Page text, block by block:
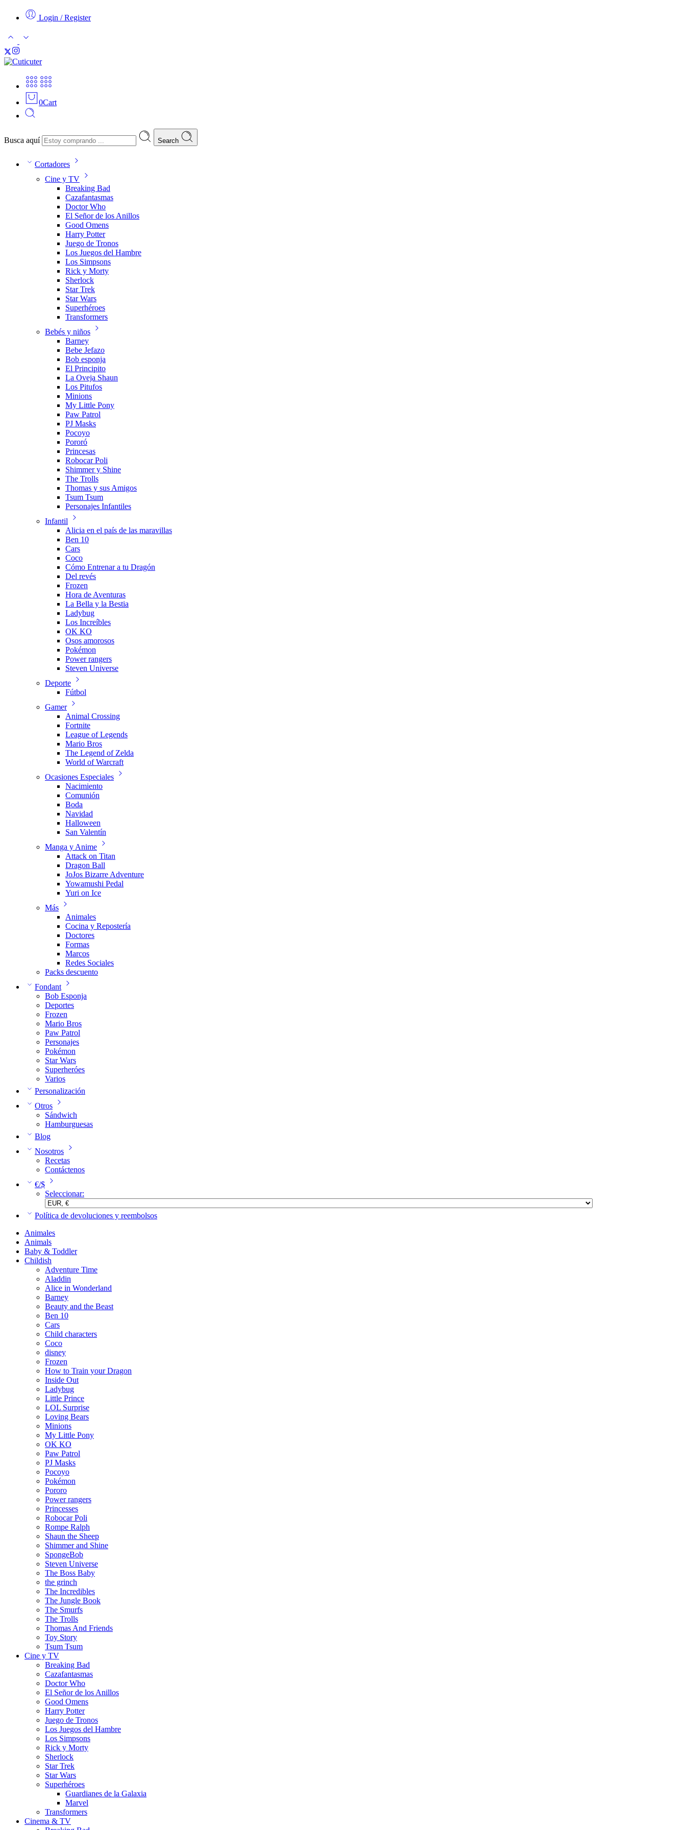
Login / Register
0Cart
Busca aquí Search
Cortadores
Cine y TV
Breaking Bad
Cazafantasmas
Doctor Who
El Señor de los Anillos
Good Omens
Harry Potter
Juego de Tronos
Los Juegos del Hambre
Los Simpsons
Rick y Morty
Sherlock
Star Trek
Star Wars
Superhéroes
Transformers
Bebés y niños
Barney
Bebe Jefazo
Bob esponja
El Principito
La Oveja Shaun
Los Pitufos
Minions
My Little Pony
Paw Patrol
PJ Masks
Pocoyo
Pororó
Princesas
Robocar Poli
Shimmer y Shine
The Trolls
Thomas y sus Amigos
Tsum Tsum
Personajes Infantiles
Infantil
Alicia en el país de las maravillas
Ben 10
Cars
Coco
Cómo Entrenar a tu Dragón
Del revés
Frozen
Hora de Aventuras
La Bella y la Bestia
Ladybug
Los Increíbles
OK KO
Osos amorosos
Pokémon
Power rangers
Steven Universe
Deporte
Fútbol
Gamer
Animal Crossing
Fortnite
League of Legends
Mario Bros
The Legend of Zelda
World of Warcraft
Ocasiones Especiales
Nacimiento
Comunión
Boda
Navidad
Halloween
San Valentín
Manga y Anime
Attack on Titan
Dragon Ball
JoJos Bizarre Adventure
Yowamushi Pedal
Yuri on Ice
Más
Animales
Cocina y Repostería
Doctores
Formas
Marcos
Redes Sociales
Packs descuento
Fondant
Bob Esponja
Deportes
Frozen
Mario Bros
Paw Patrol
Personajes
Pokémon
Star Wars
Superheróes
Varios
Personalización
Otros
Sándwich
Hamburguesas
Blog
Nosotros
Recetas
Contáctenos
€/$
Seleccionar:
Política de devoluciones y reembolsos
Animales
Animals
Baby & Toddler
Childish
Adventure Time
Aladdin
Alice in Wonderland
Barney
Beauty and the Beast
Ben 10
Cars
Child characters
Coco
disney
Frozen
How to Train your Dragon
Inside Out
Ladybug
Little Prince
LOL Surprise
Loving Bears
Minions
My Little Pony
OK KO
Paw Patrol
PJ Masks
Pocoyo
Pokémon
Pororo
Power rangers
Princesses
Robocar Poli
Rompe Ralph
Shaun the Sheep
Shimmer and Shine
SpongeBob
Steven Universe
The Boss Baby
the grinch
The Incredibles
The Jungle Book
The Smurfs
The Trolls
Thomas And Friends
Toy Story
Tsum Tsum
Cine y TV
Breaking Bad
Cazafantasmas
Doctor Who
El Señor de los Anillos
Good Omens
Harry Potter
Juego de Tronos
Los Juegos del Hambre
Los Simpsons
Rick y Morty
Sherlock
Star Trek
Star Wars
Superhéroes
Guardianes de la Galaxia
Marvel
Transformers
Cinema & TV